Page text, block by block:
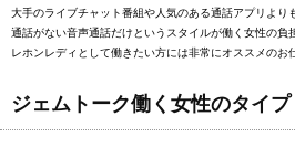
大手のライブチャット番組や人気のある通話アプリより
通話がない音声通話だけというスタイルが働く女性の負
レホンレディとして働きたい方には非常にオススメのお
ジェムトーク働く女性のタイ